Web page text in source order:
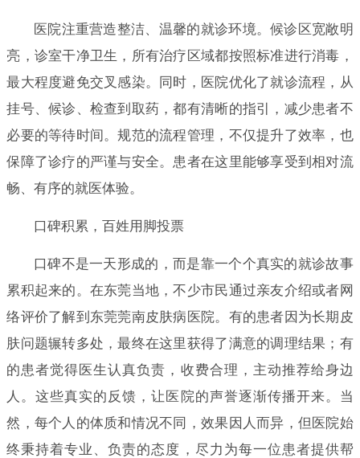
医院注重营造整洁、温馨的就诊环境。候诊区宽敞明
亮，诊室干净卫生，所有治疗区域都按照标准进行消毒，
最大程度避免交叉感染。同时，医院优化了就诊流程，从
挂号、候诊、检查到取药，都有清晰的指引，减少患者不
必要的等待时间。规范的流程管理，不仅提升了效率，也
保障了诊疗的严谨与安全。患者在这里能够享受到相对流
畅、有序的就医体验。
口碑积累，百姓用脚投票
口碑不是一天形成的，而是靠一个个真实的就诊故事
累积起来的。在东莞当地，不少市民通过亲友介绍或者网
络评价了解到东莞莞南皮肤病医院。有的患者因为长期皮
肤问题辗转多处，最终在这里获得了满意的调理结果；有
的患者觉得医生认真负责，收费合理，主动推荐给身边
人。这些真实的反馈，让医院的声誉逐渐传播开来。当
然，每个人的体质和情况不同，效果因人而异，但医院始
终秉持着专业、负责的态度，尽力为每一位患者提供帮